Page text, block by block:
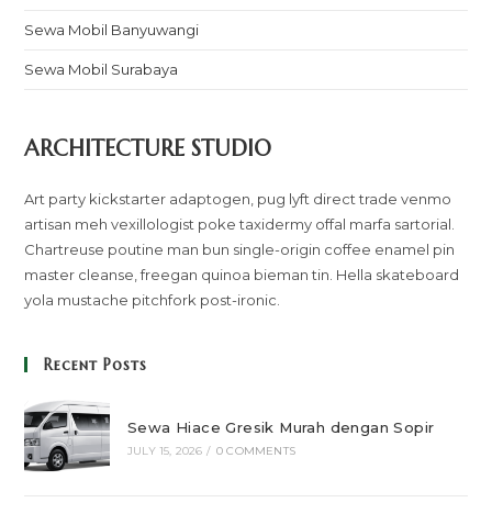
Sewa Mobil Banyuwangi
Sewa Mobil Surabaya
ARCHITECTURE STUDIO
Art party kickstarter adaptogen, pug lyft direct trade venmo
artisan meh vexillologist poke taxidermy offal marfa sartorial.
Chartreuse poutine man bun single-origin coffee enamel pin
master cleanse, freegan quinoa bieman tin. Hella skateboard
yola mustache pitchfork post-ironic.
Recent Posts
Sewa Hiace Gresik Murah dengan Sopir
JULY 15, 2026 / 0 COMMENTS